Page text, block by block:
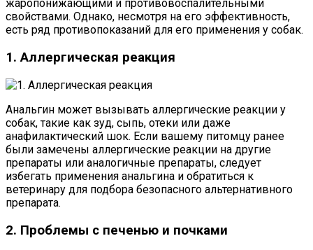
жаропонижающими и противовоспалительными
свойствами. Однако, несмотря на его эффективность,
есть ряд противопоказаний для его применения у собак.
1. Аллергическая реакция
Анальгин может вызывать аллергические реакции у
собак, такие как зуд, сыпь, отеки или даже
анафилактический шок. Если вашему питомцу ранее
были замечены аллергические реакции на другие
препараты или аналогичные препараты, следует
избегать применения анальгина и обратиться к
ветеринару для подбора безопасного альтернативного
препарата.
2. Проблемы с печенью и почками